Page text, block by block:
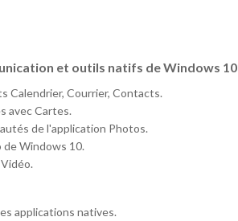
et outils natifs de Windows 10
Calendrier, Courrier, Contacts.
avec Cartes.
de l'application Photos.
Windows 10.
applications natives.